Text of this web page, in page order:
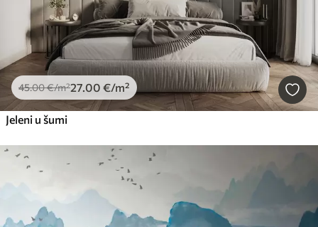
45.00€/m²27.00 €/m²
Jeleni u šumi